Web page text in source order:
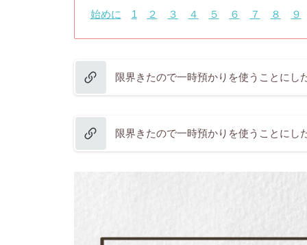
始めに 1 ２ ３ ４ ５ ６ ７ ８ ９
限界きたので一時預かりを使うことにし
限界きたので一時預かりを使うことにし